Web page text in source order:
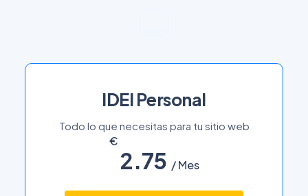
IDEI Personal
Todo lo que necesitas para tu sitio web
2.75 / Mes